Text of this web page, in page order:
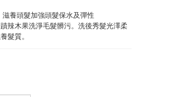
滋養頭髮加強頭髮保水及彈性
辣木果洗淨毛髮髒污。洗後秀髮光澤柔
髮質。